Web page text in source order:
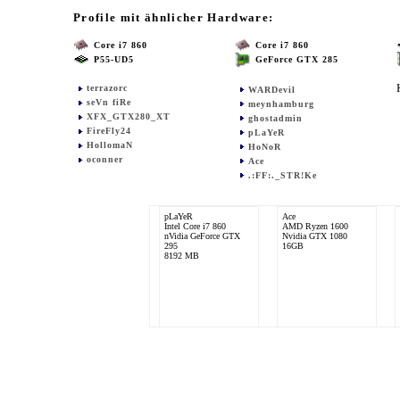
Profile mit ähnlicher Hardware:
Core i7 860
P55-UD5
terrazorc
seVn fiRe
XFX_GTX280_XT
FireFly24
HollomaN
oconner
Core i7 860
GeForce GTX 285
WARDevil
meynhamburg
ghostadmin
pLaYeR
HoNoR
Ace
.:FF:._STR!Ke
pLaYeR
Intel Core i7 860
nVidia GeForce GTX
295
8192 MB
Ace
AMD Ryzen 1600
Nvidia GTX 1080
16GB